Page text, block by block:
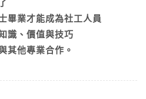
畢業才能成為社工人員
識、價值與技巧
其他專業合作。